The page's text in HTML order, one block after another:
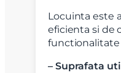
Locuinta este
eficienta si de
functionalitate
– Suprafata